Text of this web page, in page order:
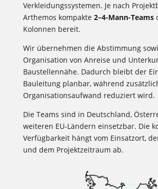
Verkleidungssystemen. Je nach
Arthemos kompakte 2–4-Mann-Teams
Kolonnen bereit.
Wir übernehmen die Abstimmung
Organisation von Anreise und
Baustellennähe. Dadurch bleibt der
Bauleitung planbar, während
Organisationsaufwand reduziert wird.
Die Teams sind in Deutschland,
weiteren EU-Ländern einsetzbar. Die
Verfügbarkeit hängt vom Einsatzort,
und dem Projektzeitraum ab.